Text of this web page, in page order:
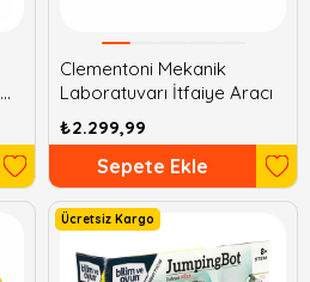
Clementoni Mekanik
Laboratuvarı İtfaiye Aracı
₺2.299,99
Sepete Ekle
Ücretsiz Kargo